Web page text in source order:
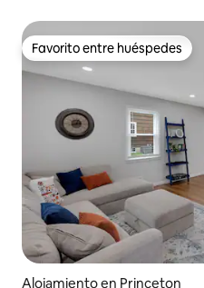
Favorito entre huéspedes
Favorito entre huéspedes
Alojamiento en Princeton